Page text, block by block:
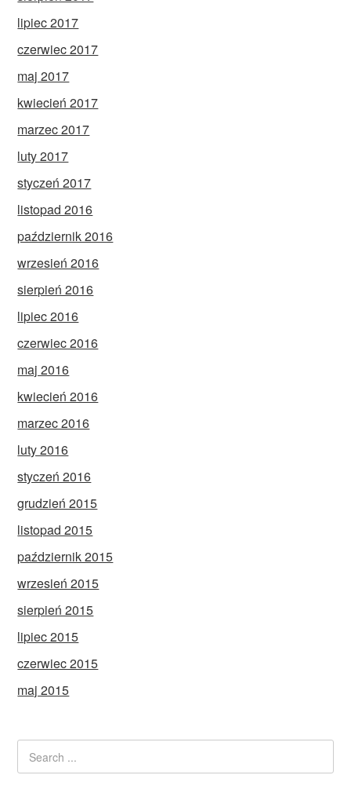
lipiec 2017
czerwiec 2017
maj 2017
kwiecień 2017
marzec 2017
luty 2017
styczeń 2017
listopad 2016
październik 2016
wrzesień 2016
sierpień 2016
lipiec 2016
czerwiec 2016
maj 2016
kwiecień 2016
marzec 2016
luty 2016
styczeń 2016
grudzień 2015
listopad 2015
październik 2015
wrzesień 2015
sierpień 2015
lipiec 2015
czerwiec 2015
maj 2015